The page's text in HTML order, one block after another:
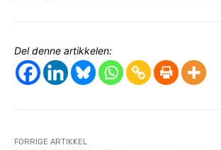
Del denne artikkelen:
FORRIGE ARTIKKEL